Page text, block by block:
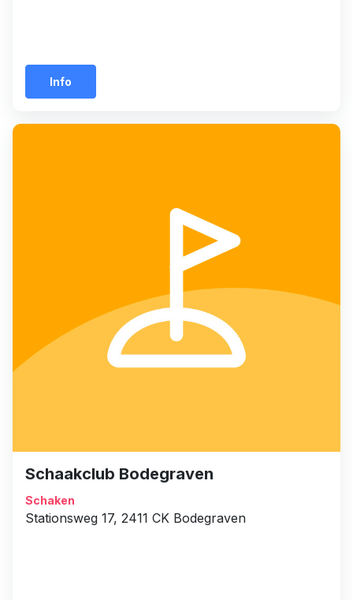
Info
Schaakclub Bodegraven
Schaken
Stationsweg 17, 2411 CK Bodegraven